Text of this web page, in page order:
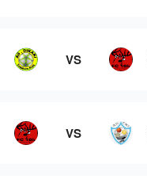
VS
VS